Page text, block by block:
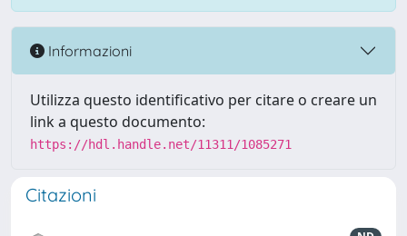
Informazioni
Utilizza questo identificativo per citare o creare un
link a questo documento:
https://hdl.handle.net/11311/1085271
Citazioni